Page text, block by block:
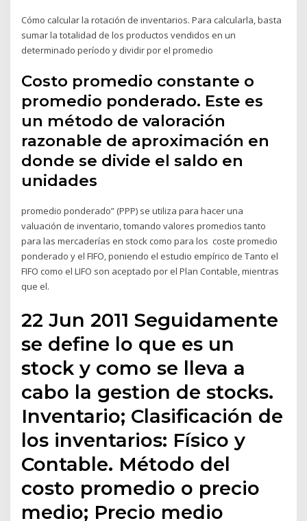
Cómo calcular la rotación de inventarios. Para calcularla, basta
sumar la totalidad de los productos vendidos en un
determinado período y dividir por el promedio
Costo promedio constante o
promedio ponderado. Este es
un método de valoración
razonable de aproximación en
donde se divide el saldo en
unidades
promedio ponderado” (PPP) se utiliza para hacer una
valuación de inventario, tomando valores promedios tanto
para las mercaderías en stock como para los coste promedio
ponderado y el FIFO, poniendo el estudio empírico de Tanto el
FIFO como el LIFO son aceptado por el Plan Contable, mientras
que el.
22 Jun 2011 Seguidamente
se define lo que es un
stock y como se lleva a
cabo la gestion de stocks.
Inventario; Clasificación de
los inventarios: Físico y
Contable. Método del
costo promedio o precio
medio; Precio medio